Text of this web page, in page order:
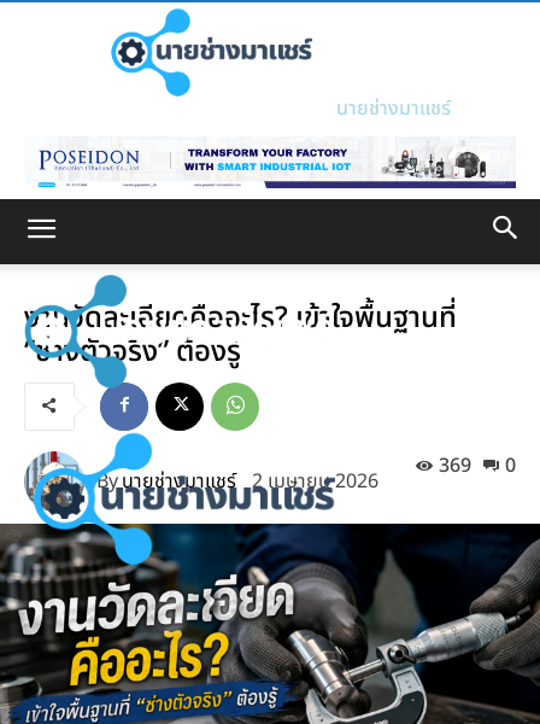
นายช่างมาแชร์
งานวัดละเอียดคืออะไร? เข้าใจพื้นฐานที่
“ช่างตัวจริง” ต้องรู้
0
369
Byนายช่างมาแชร์ 2 เมษายน 2026